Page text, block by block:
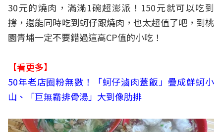
30元的燒肉，滿滿1碗超澎派！150元就可以吃到
撐，還能同時吃到蚵仔跟燒肉，也太超值了吧，到桃
園青埔一定不要錯過這高CP值的小吃！
【看更多】
50年老店圈粉無數！「蚵仔滷肉蓋飯」疊成鮮蚵小
山、「巨無霸排骨湯」大到像肋排